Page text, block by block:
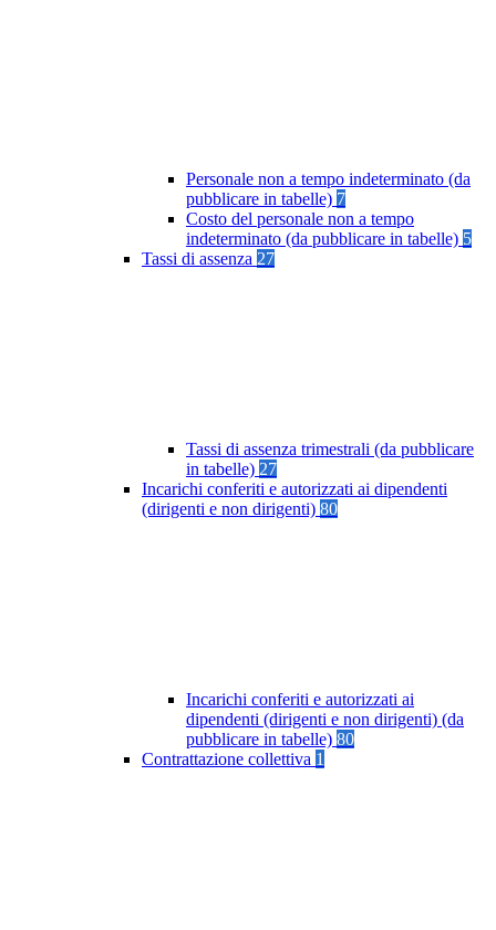
Personale non a tempo indeterminato (da
pubblicare in tabelle) 7
Costo del personale non a tempo
indeterminato (da pubblicare in tabelle) 5
Tassi di assenza 27
Tassi di assenza trimestrali (da pubblicare
in tabelle) 27
Incarichi conferiti e autorizzati ai dipendenti
(dirigenti e non dirigenti) 80
Incarichi conferiti e autorizzati ai
dipendenti (dirigenti e non dirigenti) (da
pubblicare in tabelle) 80
Contrattazione collettiva 1